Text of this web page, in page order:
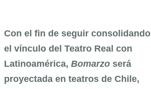
Con el fin de seguir consolidando
el vínculo del Teatro Real con
Latinoamérica, Bomarzo será
proyectada en teatros de Chile,